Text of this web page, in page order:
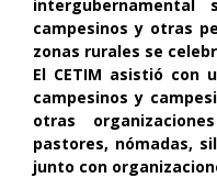
campesinos y otras
zonas rurales se
El CETIM asistió con
campesinos y
otras
pastores, nómadas,
junto con